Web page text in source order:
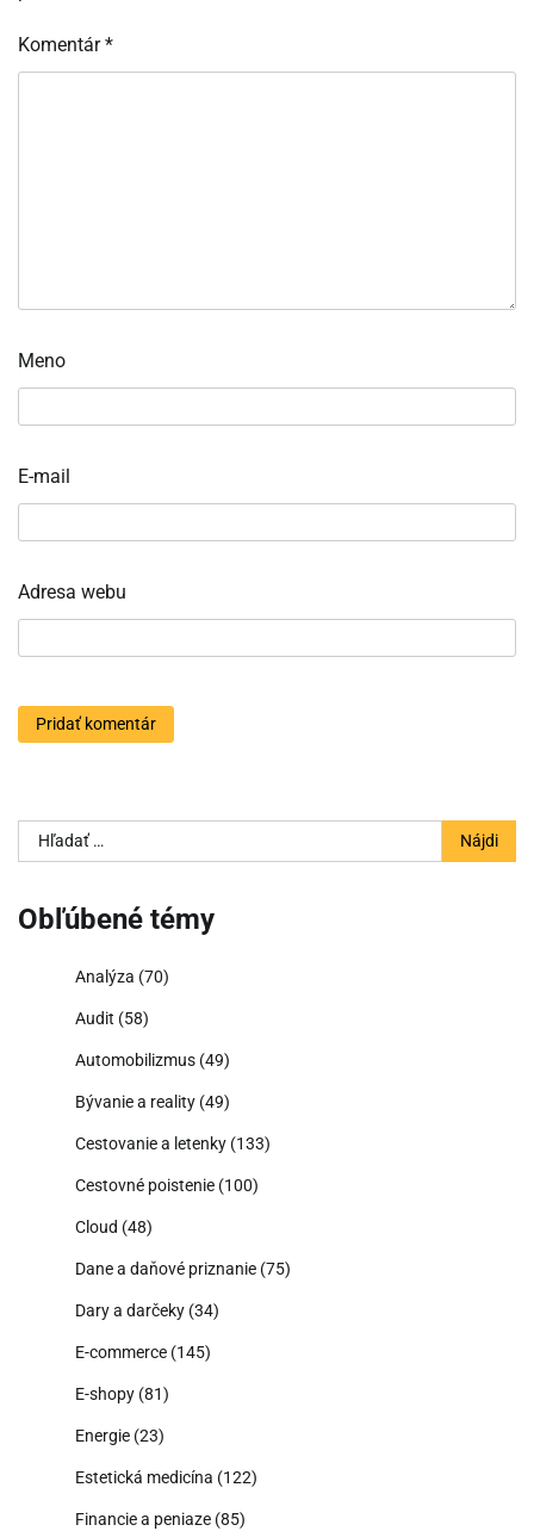
Komentár*
Meno
E-mail
Adresa webu
Hľadať:
Obľúbené témy
Analýza (70)
Audit (58)
Automobilizmus (49)
Bývanie a reality (49)
Cestovanie a letenky (133)
Cestovné poistenie (100)
Cloud (48)
Dane a daňové priznanie (75)
Dary a darčeky (34)
E-commerce (145)
E-shopy (81)
Energie (23)
Estetická medicína (122)
Financie a peniaze (85)